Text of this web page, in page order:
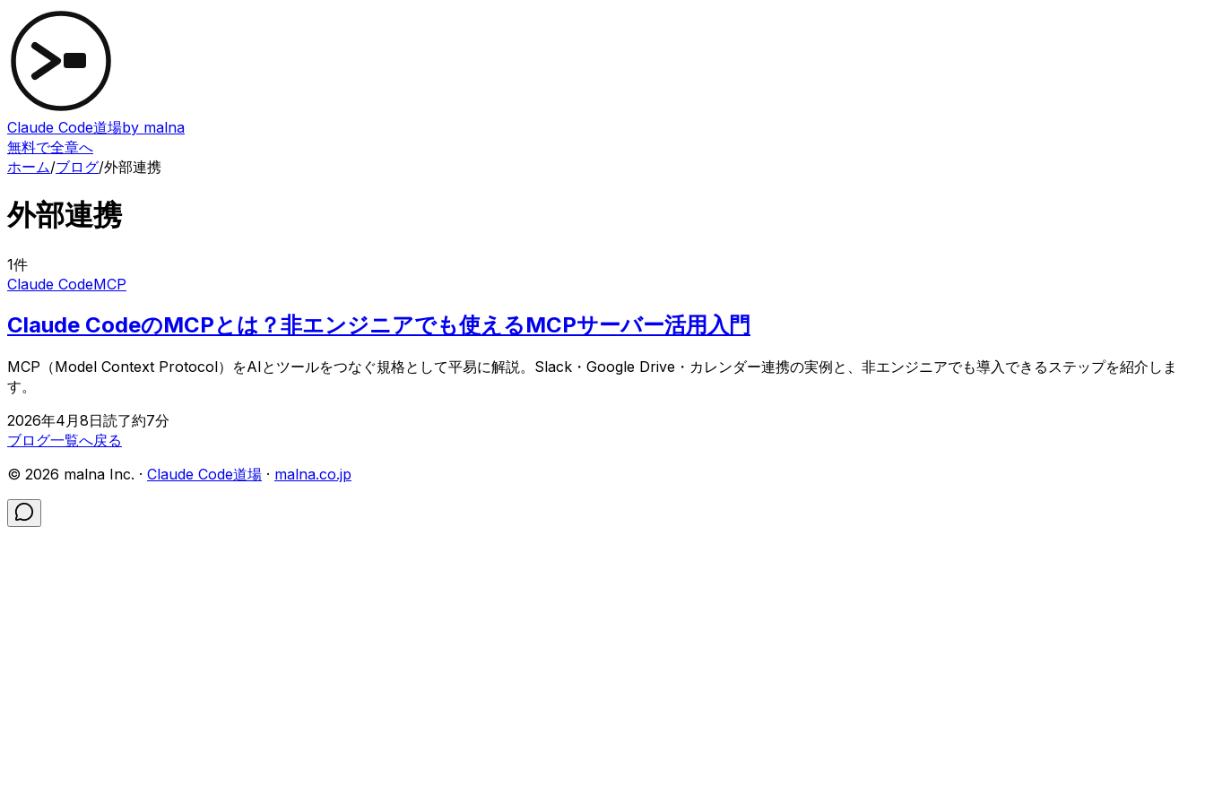
Claude Code道場by malna
無料で全章へ
ホーム/ブログ/外部連携
外部連携
1件
Claude CodeMCP
Claude CodeのMCPとは？非エンジニアでも使えるMCPサーバー活用入門
MCP（Model Context Protocol）をAIとツールをつなぐ規格として平易に解説。Slack・Google Drive・カレンダー連携の実例と、非エンジニアでも導入できるステップを紹介しま
す。
2026年4月8日読了約7分
ブログ一覧へ戻る
© 2026 malna Inc. · Claude Code道場 · malna.co.jp